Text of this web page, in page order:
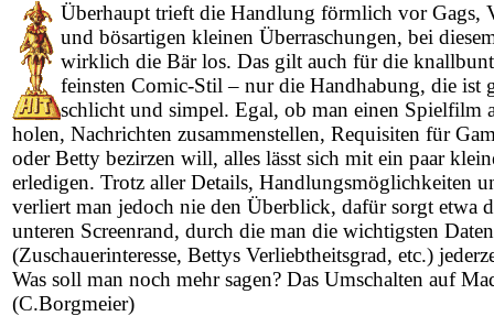
Überhaupt trieft die Handlung förmlich vor Gags,
und bösartigen kleinen Überraschungen, bei
wirklich die Bär los. Das gilt auch für die
feinsten Comic-Stil – nur die Handhabung, die ist
schlicht und simpel. Egal, ob man einen Spielfilm
holen, Nachrichten zusammenstellen, Requisiten für
oder Betty bezirzen will, alles lässt sich mit ein paar
erledigen. Trotz aller Details, Handlungsmöglichkeiten
verliert man jedoch nie den Überblick, dafür sorgt etwa
unteren Screenrand, durch die man die wichtigsten Daten
(Zuschauerinteresse, Bettys Verliebtheitsgrad, etc.)
Was soll man noch mehr sagen? Das Umschalten auf
(C.Borgmeier)